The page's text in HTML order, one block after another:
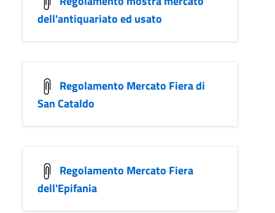
dell'antiquariato ed usato
Regolamento Mercato Fiera di
San Cataldo
Regolamento Mercato Fiera
dell'Epifania